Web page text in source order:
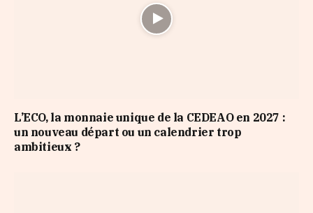
L’ECO, la monnaie unique de la CEDEAO en 2027 :
un nouveau départ ou un calendrier trop
ambitieux ?